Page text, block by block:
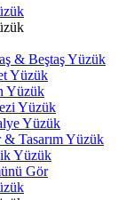
& Beştaş Yüzük
Yüzük
Yüzük
Yüzük
Yüzük
& Tasarım Yüzük
Yüzük
Gör